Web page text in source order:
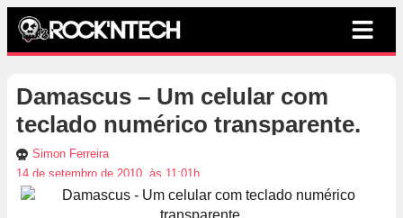
Damascus – Um celular com
teclado numérico transparente.
Simon Ferreira
14 de setembro de 2010, às 11:01h